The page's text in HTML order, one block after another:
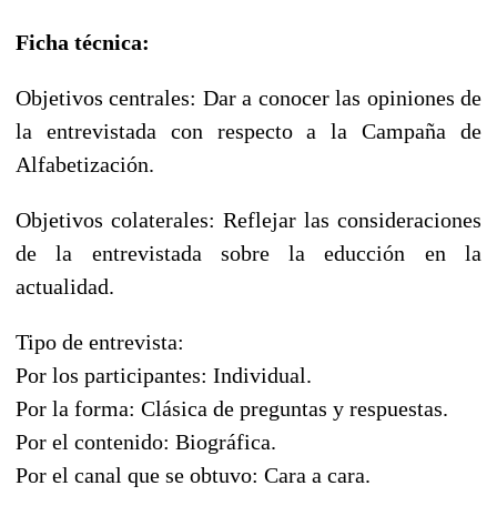
Ficha técnica:
Objetivos centrales: Dar a conocer las opiniones de
la entrevistada con respecto a la Campaña de
Alfabetización.
Objetivos colaterales: Reflejar las consideraciones
de la entrevistada sobre la educción en la
actualidad.
Tipo de entrevista:
Por los participantes: Individual.
Por la forma: Clásica de preguntas y respuestas.
Por el contenido: Biográfica.
Por el canal que se obtuvo: Cara a cara.